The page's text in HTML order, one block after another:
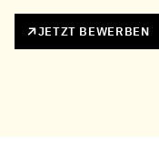
JETZT BEWERBEN